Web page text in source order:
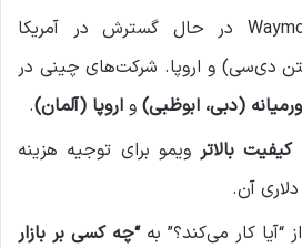
Waymo در حال گسترش در آمریکا
دی‌سی) و اروپا. شرکت‌های چینی در
(دبی، ابوظبی) و اروپا (آلمان).
کیفیت بالاتر ویمو برای توجیه هزینه
آن.
“آیا کار می‌کند؟” به“چه کسی بر بازار